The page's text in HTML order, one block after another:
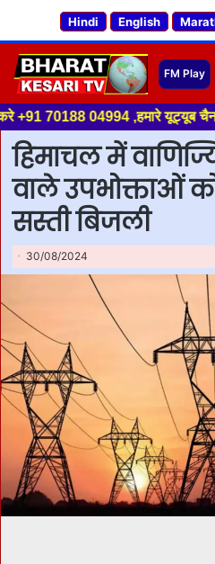
Hindi English
04994 ,हमारे यूट्यूब चैनल को
हिमाचल में
वाले उपभोक्ताओं
सस्ती बिजली
30/08/2024